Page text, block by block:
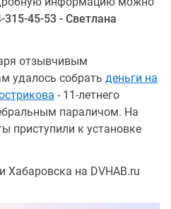
315-45-53 - Светлана
отзывчивым
удалось собрать деньги на
- 11-летнего
параличом. На
приступили к установке
на DVHAB.ru